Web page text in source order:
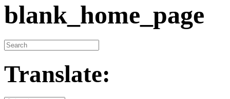
blank_home_page
Translate: